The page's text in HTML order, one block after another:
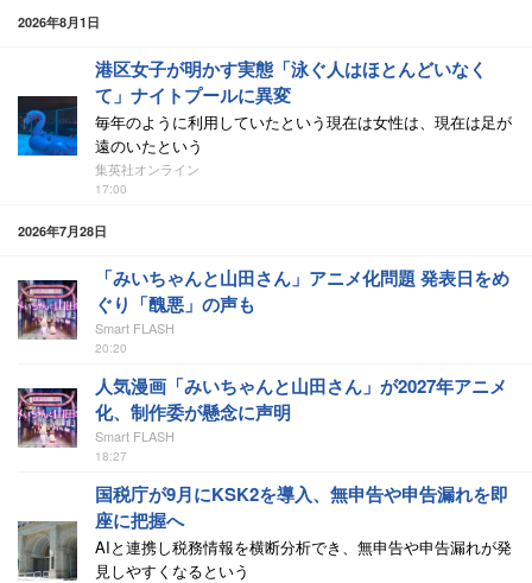
2026年8月1日
港区女子が明かす実態「泳ぐ人はほとんどいなく
て」ナイトプールに異変
毎年のように利用していたという現在は女性は、現在は足が
遠のいたという
集英社オンライン
17:00
2026年7月28日
「みいちゃんと山田さん」アニメ化問題 発表日をめ
ぐり「醜悪」の声も
Smart FLASH
20:20
人気漫画「みいちゃんと山田さん」が2027年アニメ
化、制作委が懸念に声明
Smart FLASH
18:27
国税庁が9月にKSK2を導入、無申告や申告漏れを即
座に把握へ
AIと連携し税務情報を横断分析でき、無申告や申告漏れが発
見しやすくなるという